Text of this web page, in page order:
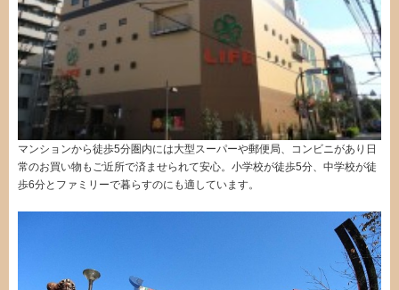
マンションから徒歩5分圏内には大型スーパーや郵便局、コンビニがあり日
常のお買い物もご近所で済ませられて安心。小学校が徒歩5分、中学校が徒
歩6分とファミリーで暮らすのにも適しています。